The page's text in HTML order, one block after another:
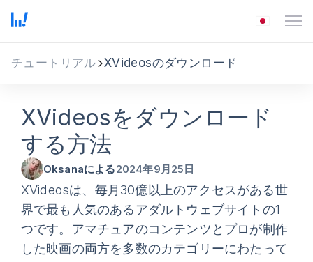
チュートリアル XVideosのダウンロード
XVideosをダウンロード
する方法
Oksanaによる2024年9月25日
XVideosは、毎月30億以上のアクセスがある世
界で最も人気のあるアダルトウェブサイトの1
つです。アマチュアのコンテンツとプロが制作
した映画の両方を多数のカテゴリーにわたって